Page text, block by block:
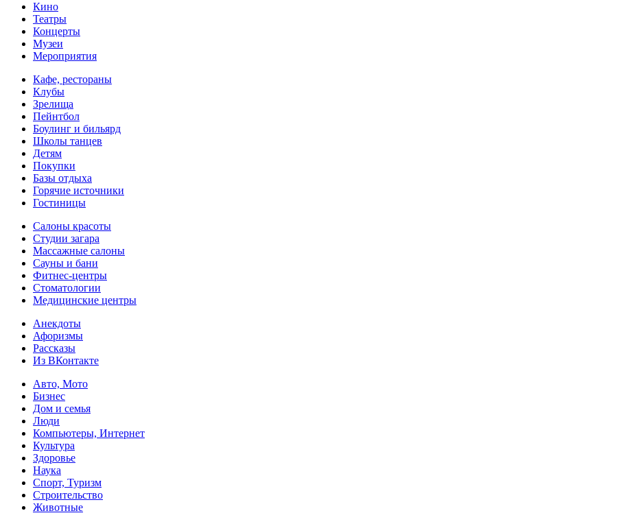
Кино
Театры
Концерты
Музеи
Мероприятия
Кафе, рестораны
Клубы
Зрелища
Пейнтбол
Боулинг и бильярд
Школы танцев
Детям
Покупки
Базы отдыха
Горячие источники
Гостиницы
Салоны красоты
Студии загара
Массажные салоны
Сауны и бани
Фитнес-центры
Стоматологии
Медицинские центры
Анекдоты
Афоризмы
Рассказы
Из ВКонтакте
Авто, Мото
Бизнес
Дом и семья
Люди
Компьютеры, Интернет
Культура
Здоровье
Наука
Спорт, Туризм
Строительство
Животные